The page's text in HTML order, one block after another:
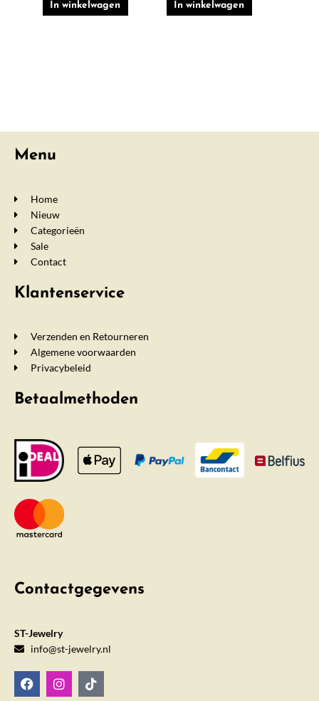
In winkelwagen In winkelwagen
Menu
Home
Nieuw
Categorieën
Sale
Contact
Klantenservice
Verzenden en Retourneren
Algemene voorwaarden
Privacybeleid
Betaalmethoden
Contactgegevens
ST-Jewelry
info@st-jewelry.nl
F
a
I
n
T
i